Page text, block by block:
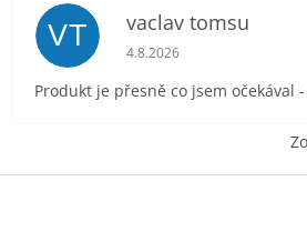
VT vaclav tomsu
Hodnocení obchodu je 5
4.8.2026
Produkt je přesně co jsem očekával
Z